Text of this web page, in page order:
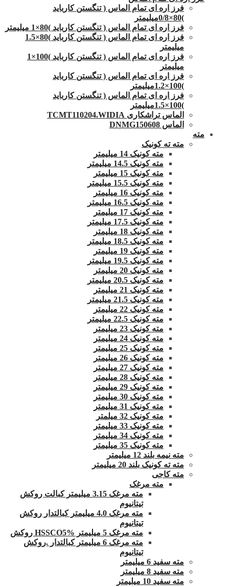
فرز اره ای تمام الماس ( تنگستن کارباید
)80×0/8میلیمتر
فرز اره ای تمام الماس ( تنگستن کارباید )80×1 میلیمتر
فرز اره ای تمام الماس ( تنگستن کارباید )80×1.5
میلیمتر
فرز اره ای تمام الماس ( تنگستن کارباید )100×1
میلیمتر
فرز اره ای تمام الماس ( تنگستن کارباید
)100×1.2میلیمتر
فرز اره ای تمام الماس ( تنگستن کارباید
)100×1.5میلیمتر
الماس تراشکاری TCMT110204.WIDIA
الماس DNMG150608
مته
مته ته کونیک
مته کونیک 14 میلیمتر
مته کونیک 14.5 میلیمتر
مته کونیک 15 میلیمتر
مته کونیک 15.5 میلیمتر
مته کونیک 16 میلیمتر
مته کونیک 16.5 میلیمتر
مته کونیک 17 میلیمتر
مته کونیک 17.5 میلیمتر
مته کونیک 18 میلیمتر
مته کونیک 18.5 میلیمتر
مته کونیک 19 میلیمتر
مته کونیک 19.5 میلیمتر
مته کونیک 20 میلیمتر
مته کونیک 20.5 میلیمتر
مته کونیک 21 میلیمتر
مته کونیک 21.5 میلیمتر
مته کونیک 22 میلیمتر
مته کونیک 22.5 میلیمتر
مته کونیک 23 میلیمتر
مته کونیک 24 میلیمتر
مته کونیک 25 میلیمتر
مته کونیک 26 میلیمتر
مته کونیک 27 میلیمتر
مته کونیک 28 میلیمتر
مته کونیک 29 میلیمتر
مته کونیک 30 میلیمتر
مته کونیک 31 میلیمتر
مته کونیک 32 میلمتر
مته کونیک 33 میلیمتر
مته کونیک 34 میلیمتر
مته کونیک 35 میلیمتر
مته نیمه بلند 12 میلیمتر
مته ته کونیک بلند 20 میلیمتر
مته کاجی
مته مرغک
مته مرغک 3.15 میلیمتر کبالت روکش
تیتانیوم
مته مرغک 4.0 میلیمتر کبالتدار روکش
تیتانیوم
مته مرغک 5 میلیمتر HSSCO5% روکش
مته مرغک 6 میلیمتر کبالتدار .روکش
تیتانیوم
مته سفید 6 میلیمتر
مته سفید 8 میلیمتر
مته سفید 10 میلیمتر